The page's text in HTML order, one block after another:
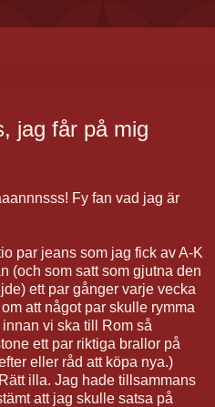
jag får på mig
Fy fan vad jag är
par jeans som jag fick av A-K
(och som satt som gjutna den
ett par gånger varje vecka
att något par skulle rymma
vi ska till Rom så
ett par riktiga brallor på
eller råd att köpa nya.)
illa. Jag hade tillsammans
att jag skulle satsa på